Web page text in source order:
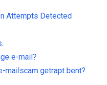
Attempts Detected
e-mail?
mailscam getrapt bent?